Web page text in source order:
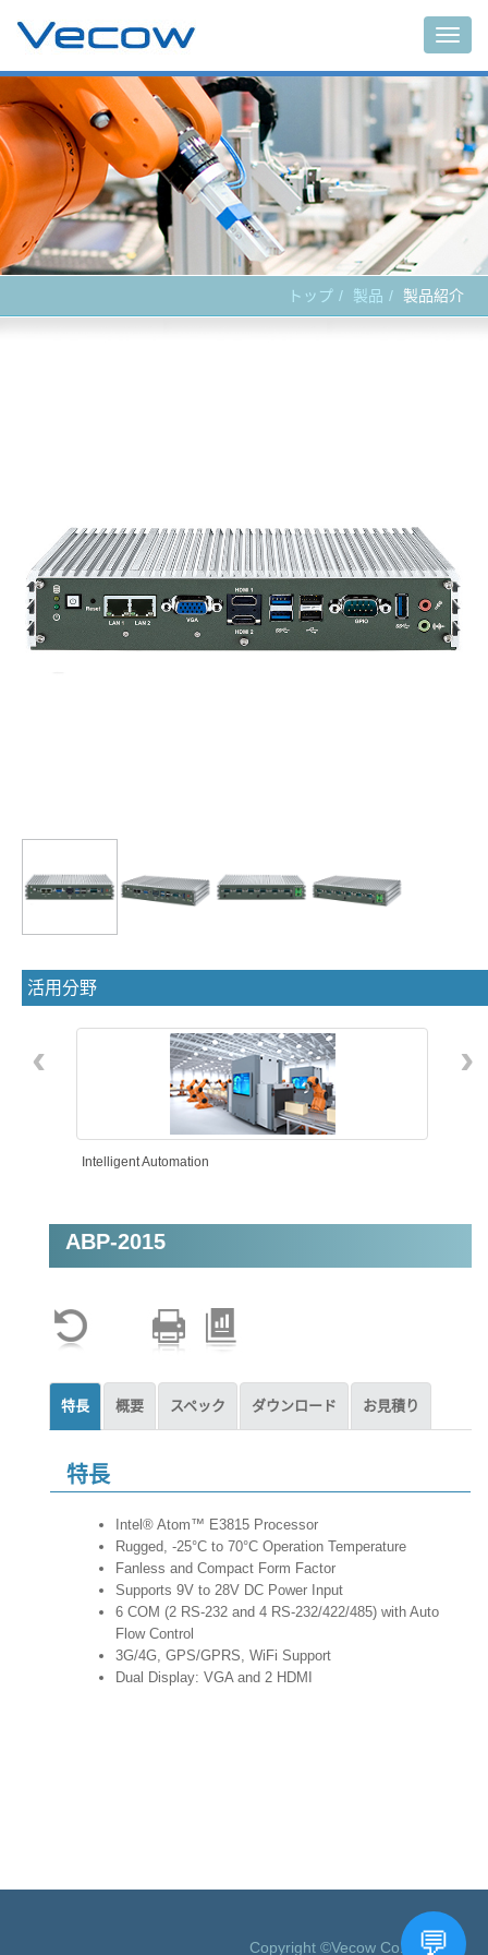
トップ 製品 製品紹介
活用分野
Intelligent Automation
‹ ›
ABP-2015
特長 概要 スペック ダウンロード お見積り
特長
Intel® Atom™ E3815 Processor
Rugged, -25°C to 70°C Operation Temperature
Fanless and Compact Form Factor
Supports 9V to 28V DC Power Input
6 COM (2 RS-232 and 4 RS-232/422/485) with Auto
Flow Control
3G/4G, GPS/GPRS, WiFi Support
Dual Display: VGA and 2 HDMI
Copyright ©Vecow Co., Ltd.